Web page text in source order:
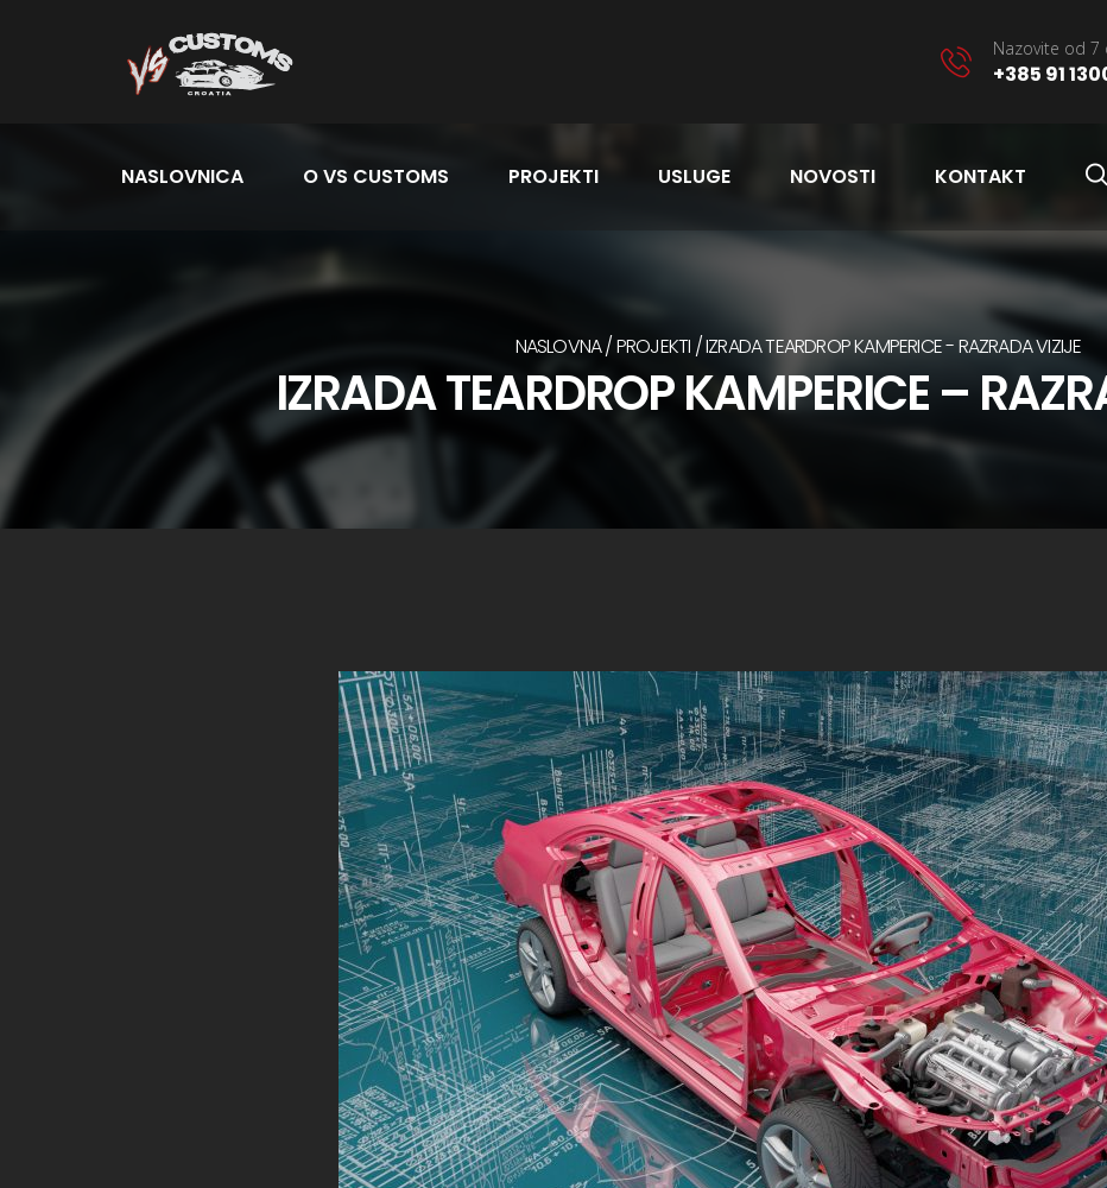
Nazovite od 7
+385 91
NASLOVNICA O VS CUSTOMS PROJEKTI USLUGE NOVOSTI KONTAKT
NASLOVNA PROJEKTI IZRADA TEARDROP KAMPERICE - RAZRADA VIZIJE
IZRADA TEARDROP KAMPERICE –